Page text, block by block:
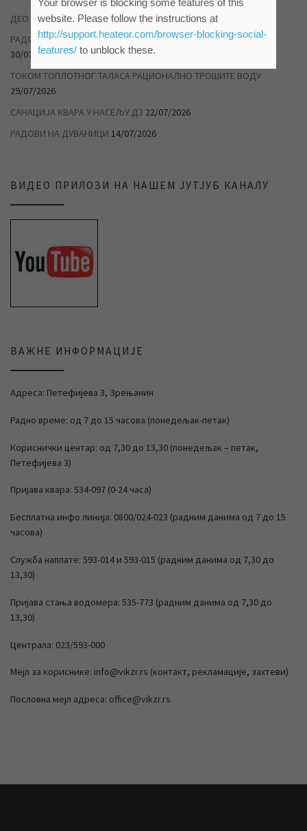
ДЕО НАСЕЉА ДУВАНИКА БЕЗ ВОДЕ04/08/2026
РАДОВИ НА САНАЦИЈИ ХАВАРИЈЕ У САВЕЗНИЧКОЈ УЛИЦИ
30/07/2026
ТОКОМ ТОПЛОТНОГ ТАЛАСА РАЦИОНАЛНО ТРОШИТЕ ВОДУ
29/07/2026
САНАЦИЈА КВАРА У НАСЕЉУ Д3 22/07/2026
РАДОВИ НА ДУВАНИЦИ 14/07/2026
ВИДЕО ПРИЛОЗИ НА НАШЕМ ЈУТЈУБ КАНАЛУ
ВАЖНЕ ИНФОРМАЦИЈЕ
Адреса: Петефијева 3, Зрењанин
Радно време: од 7 до 15 часова (понедељак-петак)
Кориснички центар: од 7,30 до 13,30 (понедељак – петак,
Петефијева 3)
Пријава квара: 534-097 (0-24 часа)
Бесплатна инфо линија: 0800/024-023 (радним данима од 7 до 15
часова)
Служба наплате: 593-014 и 593-015 (радним данима од 7,30 до
13,30)
Пријава стања водомера: 535-773 (радним данима од 7,30 до
13,30)
Централа: 023/593-000
Мејл за кориснике: info@vikzr.rs (контакт, рекламације, захтеви)
Пословна мејл адреса: office@vikzr.rs
website. Please follow the instructions at
http://support.heateor.com/browser-blocking-social-
features/to unblock these.